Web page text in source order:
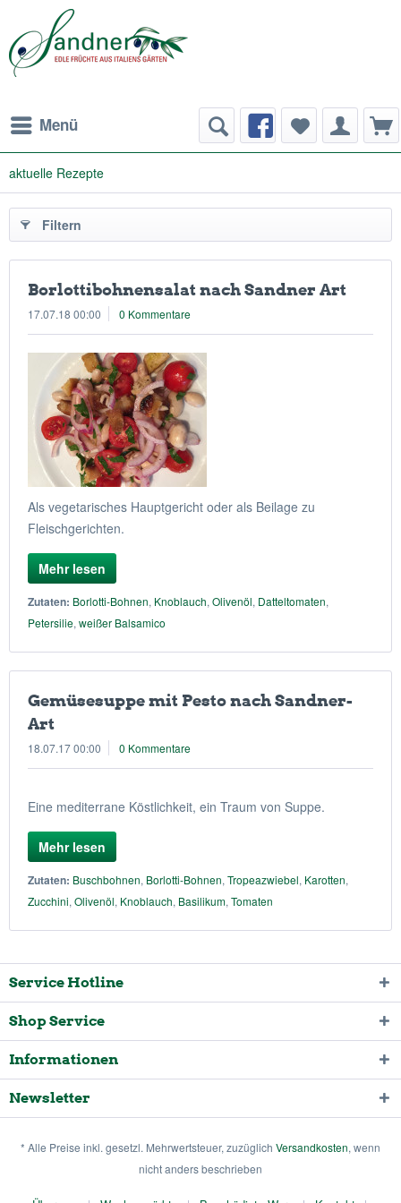
Menü
aktuelle Rezepte
Filtern
Borlottibohnensalat nach Sandner Art
17.07.18 00:00 0 Kommentare
Als vegetarisches Hauptgericht oder als Beilage zu
Fleischgerichten.
Mehr lesen
Zutaten: Borlotti-Bohnen, Knoblauch, Olivenöl, Datteltomaten,
Petersilie, weißer Balsamico
Gemüsesuppe mit Pesto nach Sandner-
Art
18.07.17 00:00 0 Kommentare
Eine mediterrane Köstlichkeit, ein Traum von Suppe.
Mehr lesen
Zutaten: Buschbohnen, Borlotti-Bohnen, Tropeazwiebel, Karotten,
Zucchini, Olivenöl, Knoblauch, Basilikum, Tomaten
Service Hotline
Shop Service
Informationen
Newsletter
* Alle Preise inkl. gesetzl. Mehrwertsteuer, zuzüglich Versandkosten, wenn
nicht anders beschrieben